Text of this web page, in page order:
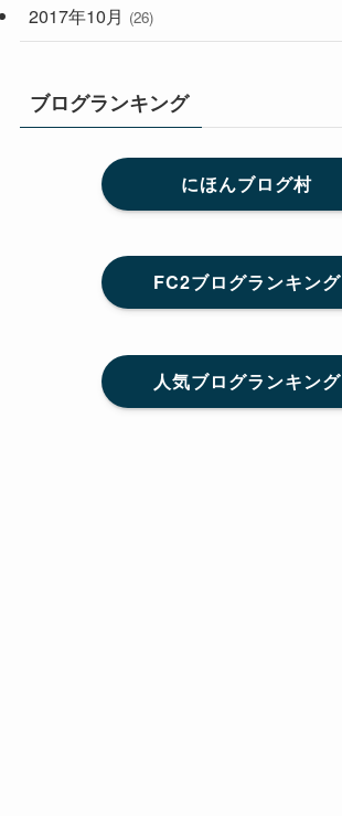
2017年10月 (26)
ブログランキング
にほんブログ村
FC2ブログランキング
人気ブログランキング